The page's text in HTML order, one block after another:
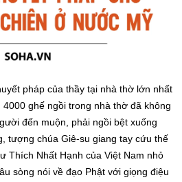
pháp của thầy tại nhà thờ lớn nhất
ghế ngồi trong nhà thờ đã không
đến muộn, phải ngồi bệt xuống
tượng chúa Giê-su giang tay cứu thế
Thích Nhất Hạnh của Việt Nam nhỏ
sòng nói về đạo Phật với giọng điệu